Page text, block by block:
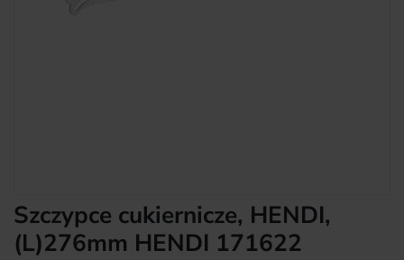
Szczypce cukiernicze, HENDI,
(L)276mm HENDI 171622